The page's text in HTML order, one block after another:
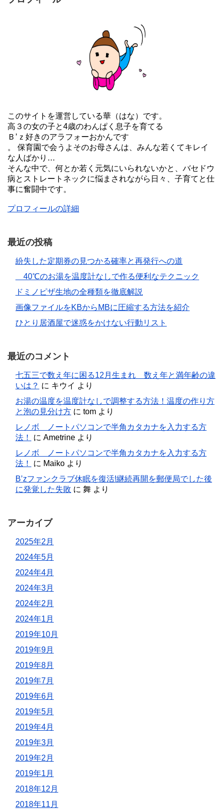
このサイトを運営している華（はな）です。
高３の女の子と4歳のわんぱく息子を育てる
Ｂ’ｚ好きのアラフォーおかんです
。 保育園で会うよそのお母さんは、みんな若くてキレイ
な人ばかり…
そんな中で、何とか若く元気にいられないかと、バセドウ
病とストレートネックに悩まされながら日々、子育てと仕
事に奮闘中です。
プロフィールの詳細
最近の投稿
紛失した定期券の見つかる確率と再発行への道
40℃のお湯を温度計なしで作る便利なテクニック
ドミノピザ生地の全種類を徹底解説
画像ファイルをKBからMBに圧縮する方法を紹介
ひとり居酒屋で迷惑をかけない行動リスト
最近のコメント
七五三で数え年に困る12月生まれ 数え年と満年齢の違
いは？ に キウイ より
お湯の温度を温度計なしで調整する方法！温度の作り方
と泡の見分け方 に tom より
レノボ ノートパソコンで半角カタカナを入力する方
法！
に Ametrine より
レノボ ノートパソコンで半角カタカナを入力する方
法！
に Maiko より
B’zファンクラブ休眠を復活!継続再開を郵便局でした後
に発覚した失敗 に 舞 より
アーカイブ
2025年2月
2024年5月
2024年4月
2024年3月
2024年2月
2024年1月
2019年10月
2019年9月
2019年8月
2019年7月
2019年6月
2019年5月
2019年4月
2019年3月
2019年2月
2019年1月
2018年12月
2018年11月